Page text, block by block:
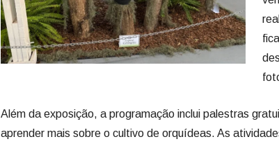
Além da exposição, a programação inclui palestras
aprender mais sobre o cultivo de orquídeas. As